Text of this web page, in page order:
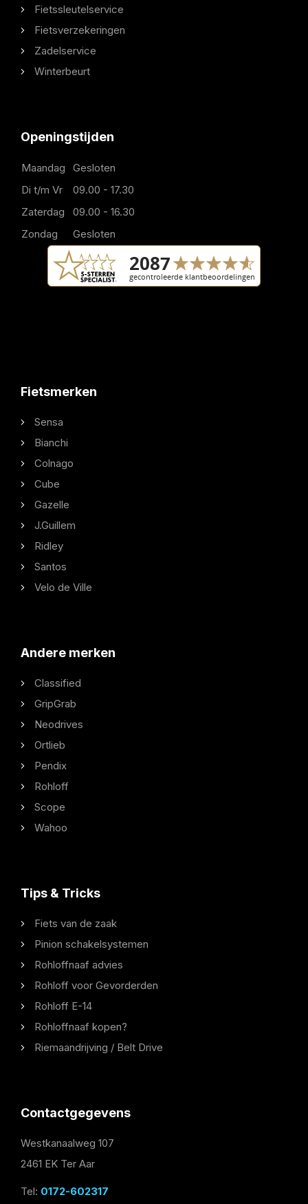
Fietssleutelservice
Fietsverzekeringen
Zadelservice
Winterbeurt
Openingstijden
Maandag
Gesloten
Di t/m Vr
09.00 - 17.30
Zaterdag
09.00 - 16.30
Zondag
Gesloten
Fietsmerken
Sensa
Bianchi
Colnago
Cube
Gazelle
J.Guillem
Ridley
Santos
Velo de Ville
Andere merken
Classified
GripGrab
Neodrives
Ortlieb
Pendix
Rohloff
Scope
Wahoo
Tips & Tricks
Fiets van de zaak
Pinion schakelsystemen
Rohloffnaaf advies
Rohloff voor Gevorderden
Rohloff E-14
Rohloffnaaf kopen?
Riemaandrijving / Belt Drive
Contactgegevens
Westkanaalweg 107
2461 EK Ter Aar
Tel: 0172-602317